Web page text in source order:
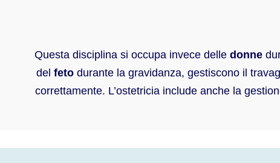
Questa disciplina si occupa invece delle donne
del feto durante la gravidanza, gestiscono il
correttamente. L’ostetricia include anche la